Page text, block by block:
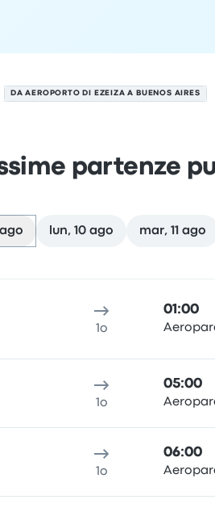
DA AEROPORTO DI EZEIZA A BUENOS AIRES
partenze
lun, 10 ago mar, 11 ago
1o
01:00
1o
05:00
1o
06:00